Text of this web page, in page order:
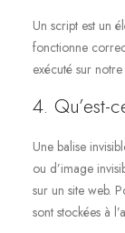
Un script est un
fonctionne
exécuté sur
4. Qu’est-
Une balise
ou d’image
sur un site web.
sont stockées à